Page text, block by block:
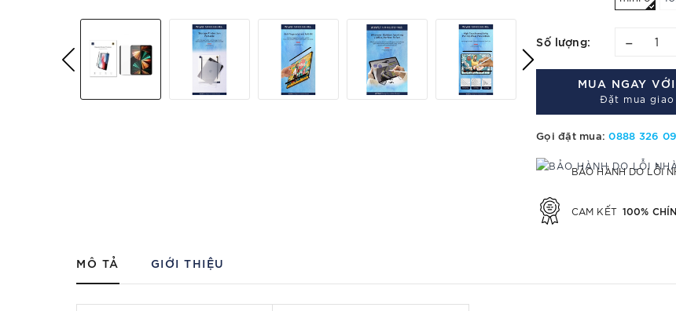
Số lượng: –
MUA NGAY
Đặt mua
Gọi đặt mua:0888 326
BẢO HÀNH DO LỖI
CAM KẾT 100%
MÔ TẢ GIỚI THIỆU